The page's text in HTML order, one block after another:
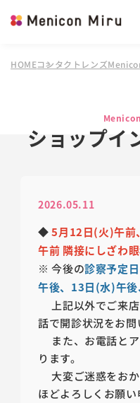
HOMEコンタクトレンズ
ショップイ
2026.05.11
◆5月12日(火)午
午前 隣接にしざわ
※ 今後の診察予定
午後、13日(水)午
上記以外でご来店
話で開診状況をお問
また、お電話とア
ります。
大変ご迷惑をおか
ほどよろしくお願い